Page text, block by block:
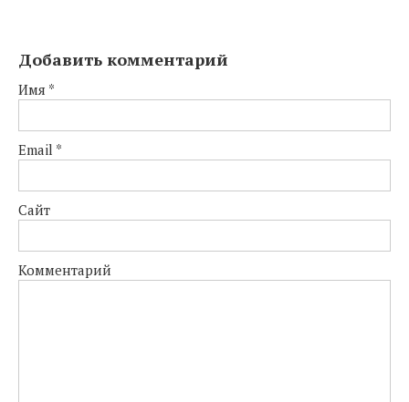
Добавить комментарий
Имя *
Email *
Сайт
Комментарий